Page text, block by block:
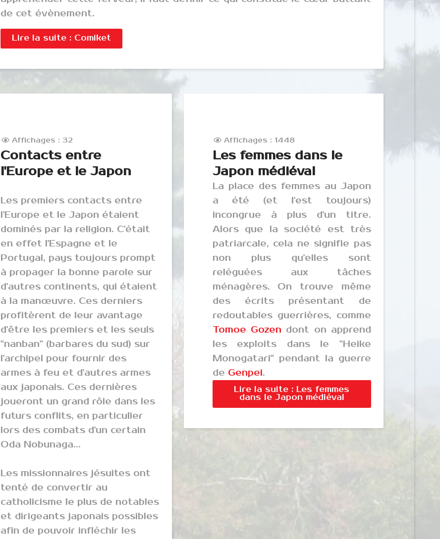
de cet évènement.
Lire la suite : Comiket
Affichages : 32
Contacts entre
l'Europe et le Japon
Les premiers contacts entre
l'Europe et le Japon étaient
dominés par la religion. C'était
en effet l'Espagne et le
Portugal, pays toujours prompt
à propager la bonne parole sur
d'autres continents, qui étaient
à la manœuvre. Ces derniers
profitèrent de leur avantage
d'être les premiers et les seuls
"nanban" (barbares du sud) sur
l'archipel pour fournir des
armes à feu et d'autres armes
aux japonais. Ces dernières
joueront un grand rôle dans les
futurs conflits, en particulier
lors des combats d'un certain
Oda Nobunaga...
Les missionnaires jésuites ont
tenté de convertir au
catholicisme le plus de notables
et dirigeants japonais possibles
afin de pouvoir infléchir les
Affichages : 1448
Les femmes dans le
Japon médiéval
La place des femmes au Japon
a été (et l'est toujours)
incongrue à plus d'un titre.
Alors que la société est très
patriarcale, cela ne signifie pas
non plus qu'elles sont
reléguées aux tâches
ménagères. On trouve même
des écrits présentant de
redoutables guerrières, comme
Tomoe Gozen dont on apprend
les exploits dans le "Heike
Monogatari" pendant la guerre
de Genpei.
Lire la suite : Les femmes
dans le Japon médiéval